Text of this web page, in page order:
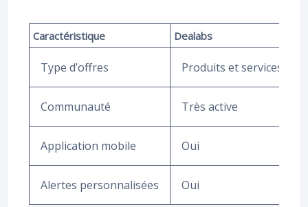
Caractéristique Dealabs
Type d’offres Produits et services
Communauté Très active
Application mobile Oui
Alertes personnalisées Oui